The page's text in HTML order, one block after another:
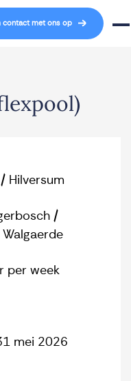
contact met ons op
Hilversum
/
per week
mei 2026